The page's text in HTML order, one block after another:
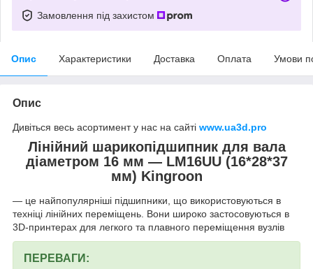
Замовлення під захистом
Опис Характеристики Доставка Оплата Умови
Опис
Дивіться весь асортимент у нас на сайті www.ua3d.pro
Лінійний шарикопідшипник для вала
діаметром 16 мм — LM16UU (16*28*37
мм) Kingroon
— це найпопулярніші підшипники, що використовуються в
техніці лінійних переміщень. Вони широко застосовуються в
3D-принтерах для легкого та плавного переміщення вузлів
ПЕРЕВАГИ: